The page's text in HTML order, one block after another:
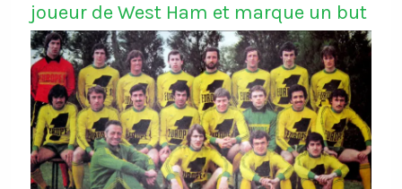
joueur de West Ham et marque un but